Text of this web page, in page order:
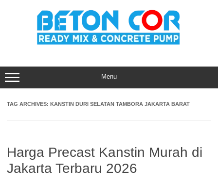
Menu
TAG ARCHIVES: KANSTIN DURI SELATAN TAMBORA JAKARTA BARAT
Harga Precast Kanstin Murah di
Jakarta Terbaru 2026